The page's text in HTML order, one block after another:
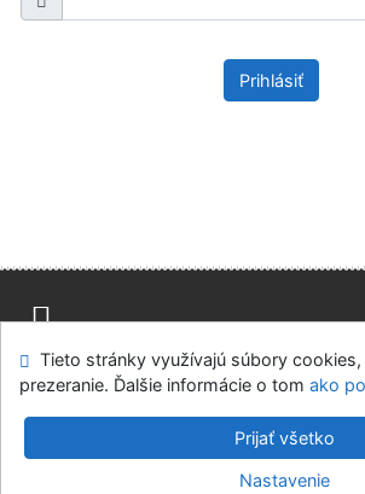
Prihlásiť
Mapa stránok Prístupnosť
Súkromie
Modul OpenSearch
Napíšte nám
Knižnica Ružinov Bratislava
v.4.8.63a-
Tieto stránky využívajú súbory
prezeranie. Ďalšie informácie o tom ako
Prijať všetko
Nastavenie